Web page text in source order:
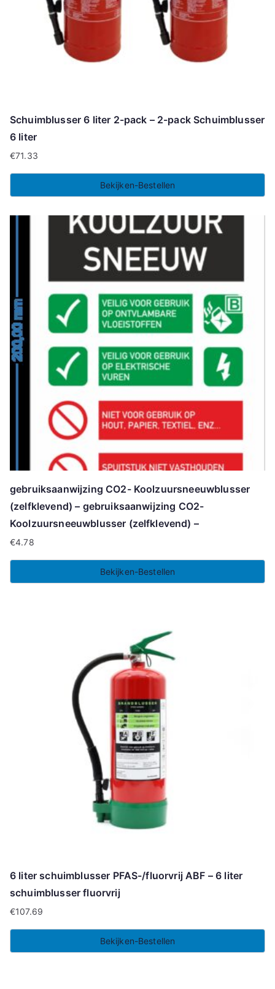
Schuimblusser 6 liter 2-pack – 2-pack Schuimblusser
6 liter
€71.33
Bekijken-Bestellen
gebruiksaanwijzing CO2- Koolzuursneeuwblusser
(zelfklevend) – gebruiksaanwijzing CO2-
Koolzuursneeuwblusser (zelfklevend) –
€4.78
Bekijken-Bestellen
6 liter schuimblusser PFAS-/fluorvrij ABF – 6 liter
schuimblusser fluorvrij
€107.69
Bekijken-Bestellen